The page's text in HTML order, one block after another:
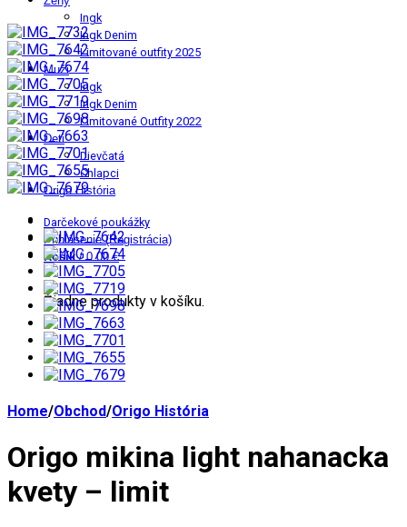
Ingk
Ingk Denim
Limitované outfity 2025
Muži
Ingk
Ingk Denim
Limitované Outfity 2022
Deti
Dievčatá
Chlapci
Origo História
Darčekové poukážky
Prihlásenie (Registrácia)
Košík /0.00 €
0
Žiadne produkty v košíku.
Home/Obchod/Origo História
Origo mikina light nahanacka
kvety – limit